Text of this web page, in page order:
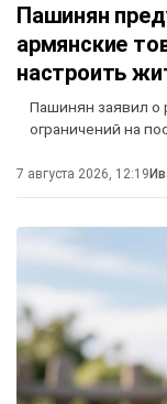
Пашинян
армянские
настроить
Пашинян заявил о
ограничений на
7 августа 2026, 12:19